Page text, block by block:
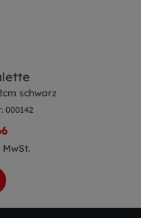
schwarz
000142
MwSt.